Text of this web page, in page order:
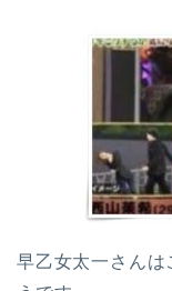
早乙女太一さんは